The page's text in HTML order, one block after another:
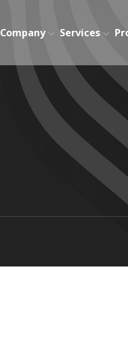
Company Services